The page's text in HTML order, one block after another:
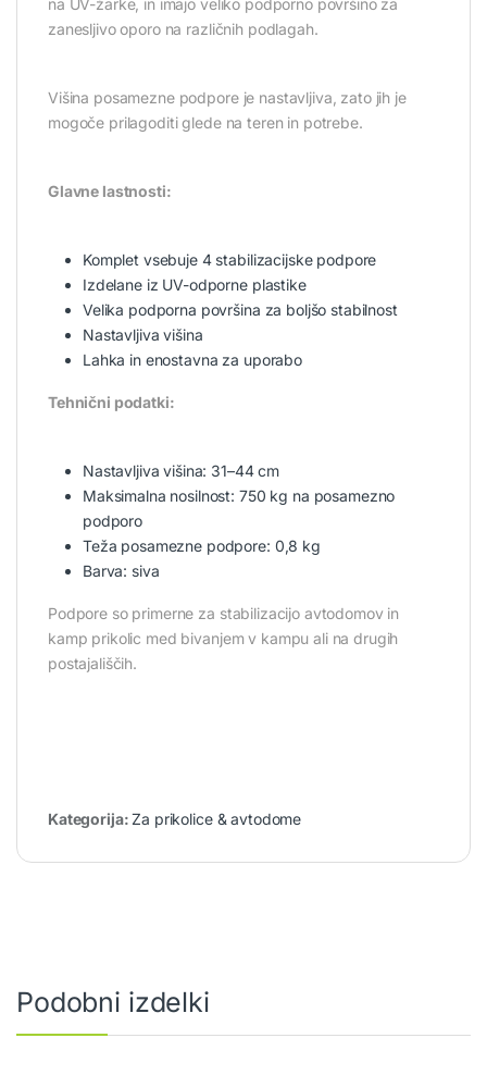
na UV-žarke, in imajo veliko podporno površino za
zanesljivo oporo na različnih podlagah.
Višina posamezne podpore je nastavljiva, zato jih je
mogoče prilagoditi glede na teren in potrebe.
Glavne lastnosti:
Komplet vsebuje 4 stabilizacijske podpore
Izdelane iz UV-odporne plastike
Velika podporna površina za boljšo stabilnost
Nastavljiva višina
Lahka in enostavna za uporabo
Tehnični podatki:
Nastavljiva višina: 31–44 cm
Maksimalna nosilnost: 750 kg na posamezno
podporo
Teža posamezne podpore: 0,8 kg
Barva: siva
Podpore so primerne za stabilizacijo avtodomov in
kamp prikolic med bivanjem v kampu ali na drugih
postajališčih.
Kategorija:Za prikolice & avtodome
Podobni izdelki